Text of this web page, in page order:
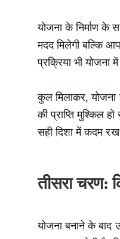
योजना के निर्माण
मदद मिलेगी बल्कि
प्रक्रिया भी योजना
कुल मिलाकर, योजना
की प्राप्ति मुश्किल
सही दिशा में कदम
तीसरा चरण:
योजना बनाने के बाद